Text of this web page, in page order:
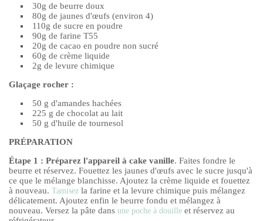
30g de beurre doux
80g de jaunes d'œufs (environ 4)
110g de sucre en poudre
90g de farine T55
20g de cacao en poudre non sucré
60g de crème liquide
2g de levure chimique
Glaçage rocher :
50 g d'amandes hachées
225 g de chocolat au lait
50 g d'huile de tournesol
PRÉPARATION
Étape 1 : Préparez l'appareil à cake vanille. Faites fondre le
beurre et réservez. Fouettez les jaunes d'œufs avec le sucre jusqu'à
ce que le mélange blanchisse. Ajoutez la crème liquide et fouettez
à nouveau. Tamisez la farine et la levure chimique puis mélangez
délicatement. Ajoutez enfin le beurre fondu et mélangez à
nouveau. Versez la pâte dans une poche à douille et réservez au